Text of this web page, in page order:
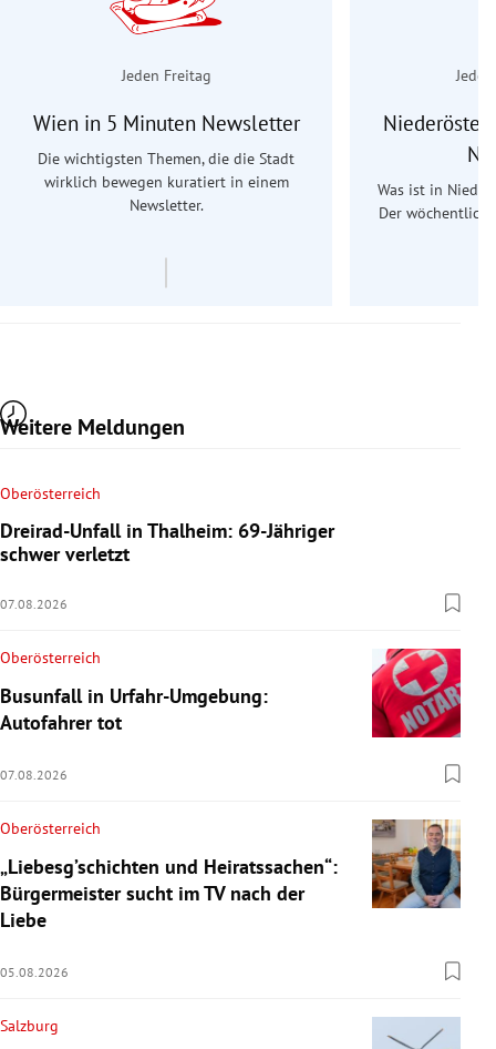
Jeden Freitag
Wien in 5 Minuten Newsletter
Die wichtigsten Themen, die die Stadt
wirklich bewegen kuratiert in einem
Newsletter.
Was ist in
Der
Weitere Meldungen
Oberösterreich
Dreirad-Unfall in Thalheim: 69-Jähriger
schwer verletzt
07.08.2026
Oberösterreich
Busunfall in Urfahr-Umgebung:
Autofahrer tot
07.08.2026
Oberösterreich
„Liebesg’schichten und Heiratssachen“:
Bürgermeister sucht im TV nach der
Liebe
05.08.2026
Salzburg